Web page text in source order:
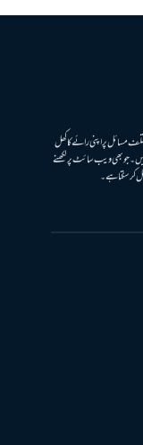
مسائل پر اپنی رائے کا کھل
جو بھی ویب سائٹ پر لکھنے
کرسکتا ہے۔